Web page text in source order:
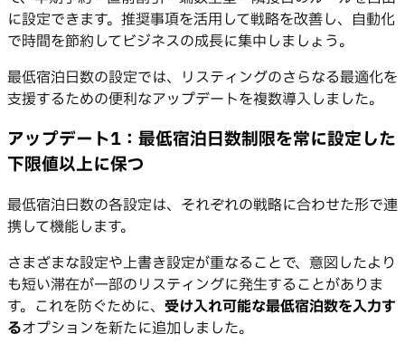
に設定できます。推奨事項を活用して戦略を改善し、自動化
で時間を節約してビジネスの成長に集中しましょう。
最低宿泊日数の設定では、リスティングのさらなる最適化を
支援するための便利なアップデートを複数導入しました。
アップデート1：最低宿泊日数制限を常に設定した
下限値以上に保つ
最低宿泊日数の各設定は、それぞれの戦略に合わせた形で連
携して機能します。
さまざまな設定や上書き設定が重なることで、意図したより
も短い滞在が一部のリスティングに発生することがありま
す。これを防ぐために、 受け入れ可能な最低宿泊数を入力す
るオプションを新たに追加しました。